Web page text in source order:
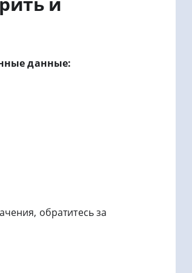
данные:
обратитесь за